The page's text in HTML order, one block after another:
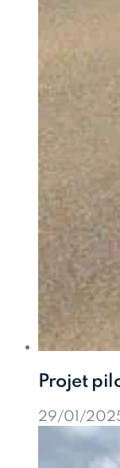
Projet
29/01/